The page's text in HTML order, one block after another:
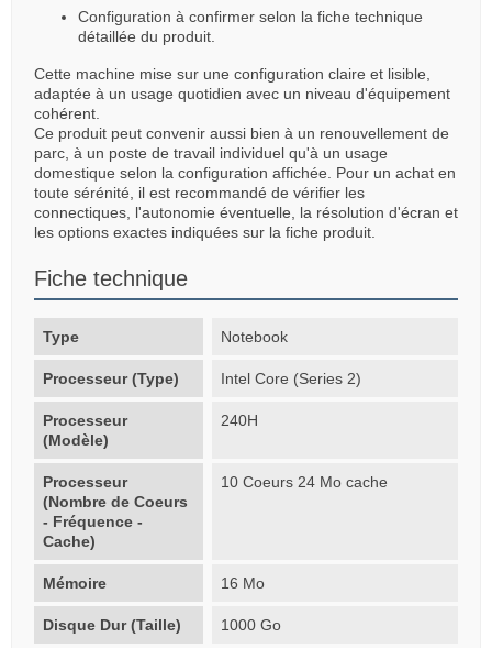
Configuration à confirmer selon la fiche technique
détaillée du produit.
Cette machine mise sur une configuration claire et lisible,
adaptée à un usage quotidien avec un niveau d'équipement
cohérent.
Ce produit peut convenir aussi bien à un renouvellement de
parc, à un poste de travail individuel qu'à un usage
domestique selon la configuration affichée. Pour un achat en
toute sérénité, il est recommandé de vérifier les
connectiques, l'autonomie éventuelle, la résolution d'écran et
les options exactes indiquées sur la fiche produit.
Fiche technique
Type Notebook
Processeur (Type) Intel Core (Series 2)
Processeur
(Modèle)
240H
Processeur
(Nombre de Coeurs
- Fréquence -
Cache)
10 Coeurs 24 Mo cache
Mémoire 16 Mo
Disque Dur (Taille) 1000 Go